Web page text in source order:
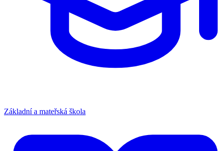
Základní a mateřská škola